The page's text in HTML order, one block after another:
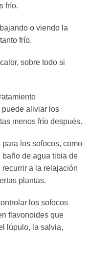
frío.
o viendo la
frío.
sobre todo si
aliviar los
menos frío después.
los sofocos, como
baño de agua tibia de
a la relajación
plantas.
los sofocos
flavonoides que
lúpulo, la salvia,